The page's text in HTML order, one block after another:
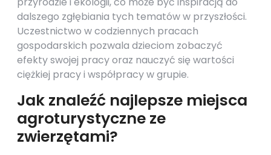
dalszego zgłębiania tych tematów w przyszłości.
Uczestnictwo w codziennych pracach
gospodarskich pozwala dzieciom zobaczyć
efekty swojej pracy oraz nauczyć się wartości
ciężkiej pracy i współpracy w grupie.
Jak znaleźć najlepsze miejsca
agroturystyczne ze
zwierzętami?